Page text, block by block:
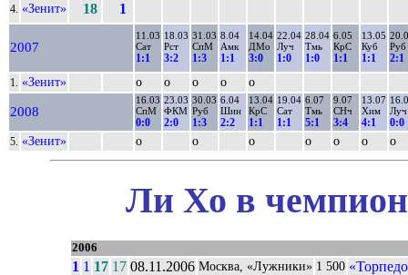
4. «Зенит» 18 1
2007
11.03
Сат
1:1
18.03
Рст
3:2
31.03
СпМ
1:3
8.04
Амк
1:1
14.04
ДМо
3:0
22.04
Луч
1:0
28.04
Тмь
1:0
6.05
КрС
1:1
13.05
Куб
1:1
Руб
2:1
1. «Зенит» о о о о о
2008
16.03
СпМ
0:0
23.03
ФКМ
2:0
30.03
Руб
1:3
6.04
Шин
2:2
13.04
КрС
1:1
19.04
Сат
1:1
6.07
Тмь
5:1
9.07
СНч
3:4
13.07
Хим
4:1
Луч
0:0
5. «Зенит» о о о о о о о
Ли Хо в
2006
1 1 17 17 08.11.2006 Москва, «Лужники» 1 500